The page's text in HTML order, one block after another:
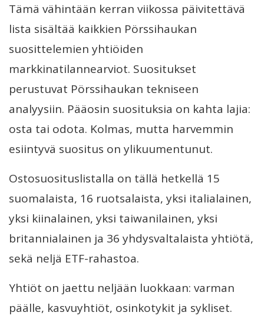
Tämä vähintään kerran viikossa päivitettävä
lista sisältää kaikkien Pörssihaukan
suosittelemien yhtiöiden
markkinatilannearviot. Suositukset
perustuvat Pörssihaukan tekniseen
analyysiin. Pääosin suosituksia on kahta lajia:
osta tai odota. Kolmas, mutta harvemmin
esiintyvä suositus on ylikuumentunut.
Ostosuosituslistalla on tällä hetkellä 15
suomalaista, 16 ruotsalaista, yksi italialainen,
yksi kiinalainen, yksi taiwanilainen, yksi
britannialainen ja 36 yhdysvaltalaista yhtiötä,
sekä neljä ETF-rahastoa.
Yhtiöt on jaettu neljään luokkaan: varman
päälle, kasvuyhtiöt, osinkotykit ja sykliset.